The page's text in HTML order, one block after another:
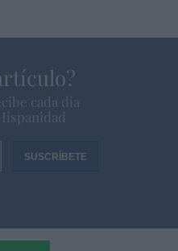
cada dia